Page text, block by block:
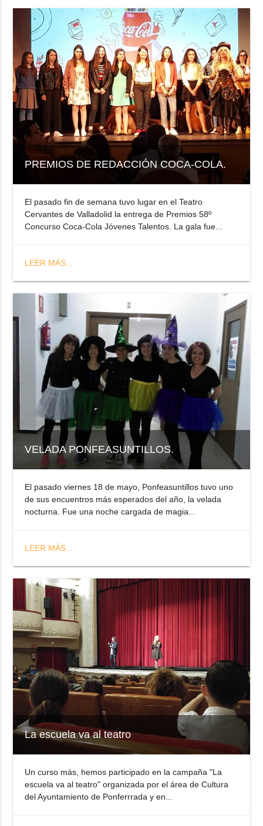
PREMIOS DE REDACCIÓN COCA-COLA.
El pasado fin de semana tuvo lugar en el Teatro
Cervantes de Valladolid la entrega de Premios 58º
Concurso Coca-Cola Jóvenes Talentos. La gala fue...
LEER MÁS...
VELADA PONFEASUNTILLOS.
El pasado viernes 18 de mayo, Ponfeasuntillos tuvo uno
de sus encuentros más esperados del año, la velada
nocturna. Fue una noche cargada de magia...
LEER MÁS...
La escuela va al teatro
Un curso más, hemos participado en la campaña "La
escuela va al teatro" organizada por el área de Cultura
del Ayuntamiento de Ponferrrada y en...